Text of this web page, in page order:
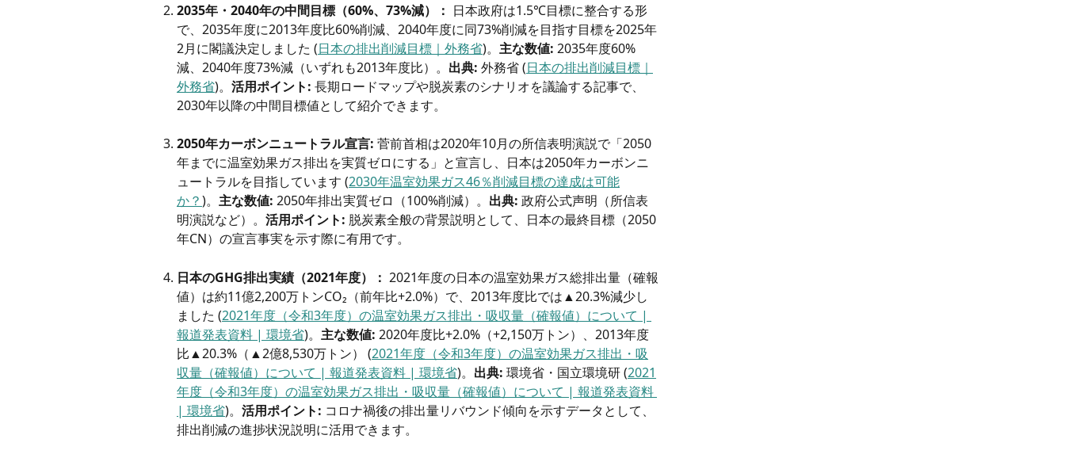
2035年・2040年の中間目標（60%、73%減）： 日本政府は1.5℃目標に整合する形
で、2035年度に2013年度比60%削減、2040年度に同73%削減を目指す目標を2025年
2月に閣議決定しました (日本の排出削減目標｜外務省)。 主な数値: 2035年度60%
減、2040年度73%減（いずれも2013年度比）。 出典: 外務省 (日本の排出削減目標｜
外務省)。 活用ポイント: 長期ロードマップや脱炭素のシナリオを議論する記事で、
2030年以降の中間目標値として紹介できます。
2050年カーボンニュートラル宣言: 菅前首相は2020年10月の所信表明演説で「2050
年までに温室効果ガス排出を実質ゼロにする」と宣言し、日本は2050年カーボンニ
ュートラルを目指しています (2030年温室効果ガス46％削減目標の達成は可能
か？)。 主な数値: 2050年排出実質ゼロ（100%削減）。 出典: 政府公式声明（所信表
明演説など）。 活用ポイント: 脱炭素全般の背景説明として、日本の最終目標（2050
年CN）の宣言事実を示す際に有用です。
日本のGHG排出実績（2021年度）： 2021年度の日本の温室効果ガス総排出量（確報
値）は約11億2,200万トンCO₂（前年比+2.0%）で、2013年度比では▲20.3%減少し
ました (2021年度（令和3年度）の温室効果ガス排出・吸収量（確報値）について |
報道発表資料 | 環境省)。 主な数値: 2020年度比+2.0%（+2,150万トン）、2013年度
比▲20.3%（▲2億8,530万トン） (2021年度（令和3年度）の温室効果ガス排出・吸
収量（確報値）について | 報道発表資料 | 環境省)。 出典: 環境省・国立環境研 (2021
年度（令和3年度）の温室効果ガス排出・吸収量（確報値）について | 報道発表資料
| 環境省)。 活用ポイント: コロナ禍後の排出量リバウンド傾向を示すデータとして、
排出削減の進捗状況説明に活用できます。